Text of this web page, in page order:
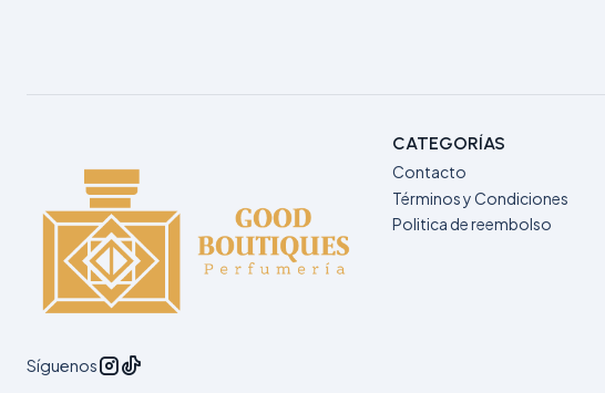
Síguenos
CATEGORÍAS
Contacto
Términos y Condiciones
Politica de reembolso